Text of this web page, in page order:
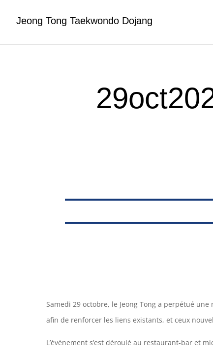
Jeong Tong Taekwondo Dojang
Samedi 29 octobre, le Jeong Tong a perpétué
afin de renforcer les liens existants, et ceux
L’événement s’est déroulé au restaurant-bar et